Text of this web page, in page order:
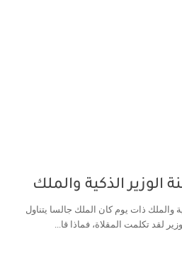
الوزير الذكية والملك
والملك ذات يوم كان الملك جالسا يتناول
لقد تكلمت المقلاة، فماذا قا...